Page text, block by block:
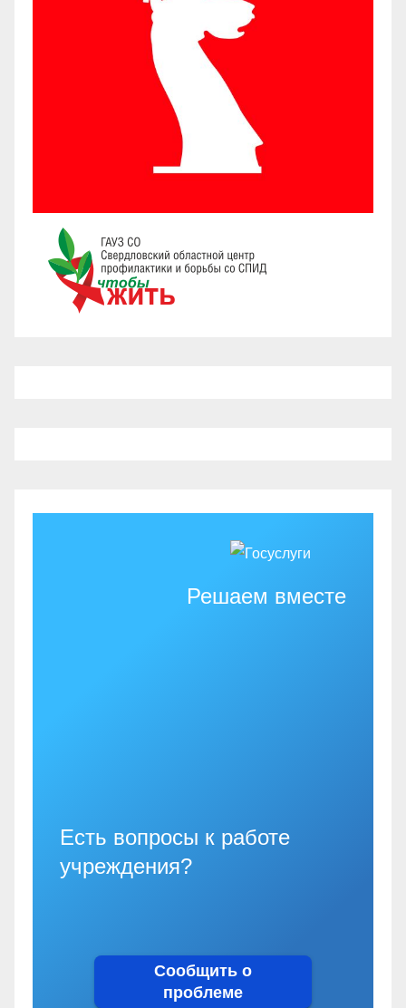
Решаем вместе
Есть вопросы к работе
учреждения?
Сообщить о
проблеме